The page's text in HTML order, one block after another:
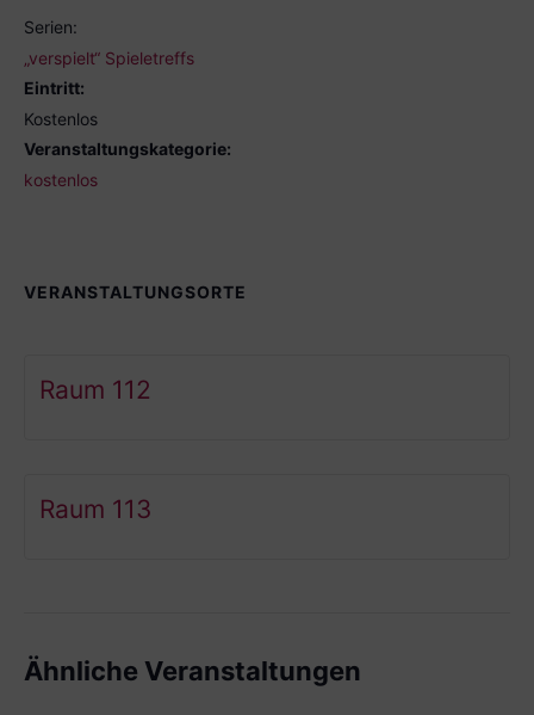
Serien:
„verspielt“ Spieletreffs
Eintritt:
Kostenlos
Veranstaltungskategorie:
kostenlos
VERANSTALTUNGSORTE
Raum 112
Raum 113
Ähnliche Veranstaltungen